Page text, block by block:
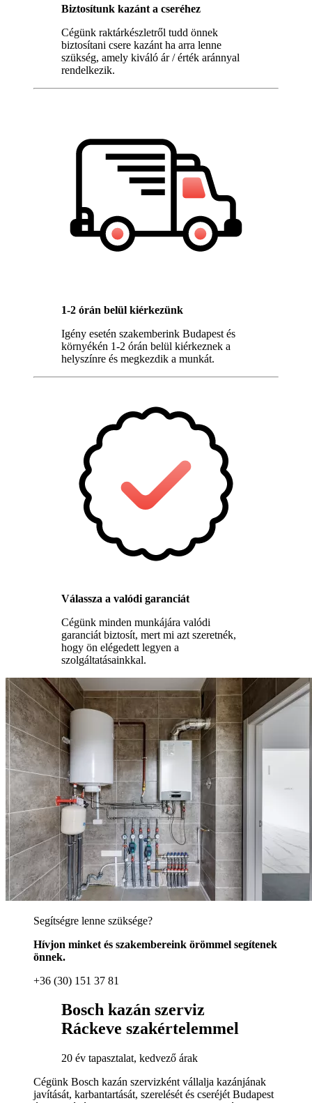
Biztosítunk kazánt a cseréhez
Cégünk raktárkészletről tudd önnek
biztosítani csere kazánt ha arra lenne
szükség, amely kiváló ár / érték aránnyal
rendelkezik.
1-2 órán belül kiérkezünk
Igény esetén szakemberink Budapest és
környékén 1-2 órán belül kiérkeznek a
helyszínre és megkezdik a munkát.
Válassza a valódi garanciát
Cégünk minden munkájára valódi
garanciát biztosít, mert mi azt szeretnék,
hogy ön elégedett legyen a
szolgáltatásainkkal.
Segítségre lenne szüksége?
Hívjon minket és szakembereink örömmel segítenek
önnek.
+36 (30) 151 37 81
Bosch kazán szerviz
Ráckeve szakértelemmel
20 év tapasztalat, kedvező árak
Cégünk Bosch kazán szervizként vállalja kazánjának
javítását, karbantartását, szerelését és cseréjét Budapest